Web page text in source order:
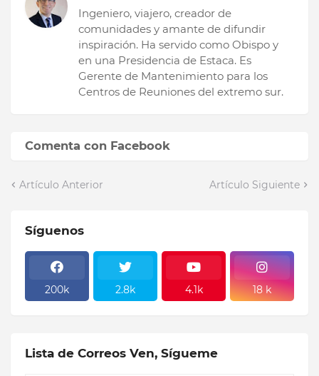
Ingeniero, viajero, creador de
comunidades y amante de difundir
inspiración. Ha servido como Obispo y
en una Presidencia de Estaca. Es
Gerente de Mantenimiento para los
Centros de Reuniones del extremo sur.
Comenta con Facebook
Artículo Anterior Artículo Siguiente
Síguenos
200k 2.8k 4.1k 18 k
Lista de Correos Ven, Sígueme